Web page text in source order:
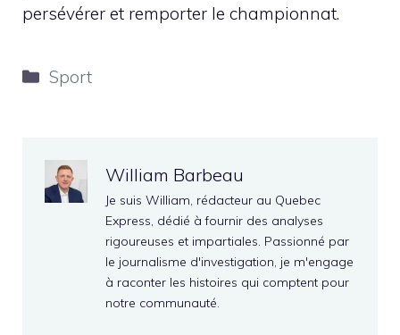
persévérer et remporter le championnat.
Catégories
Sport
William Barbeau
Je suis William, rédacteur au Quebec
Express, dédié à fournir des analyses
rigoureuses et impartiales. Passionné par
le journalisme d'investigation, je m'engage
à raconter les histoires qui comptent pour
notre communauté.